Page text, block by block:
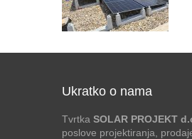
Ukratko o nama
Tvrtka SOLAR PROJEKT
poslove projektiranja,